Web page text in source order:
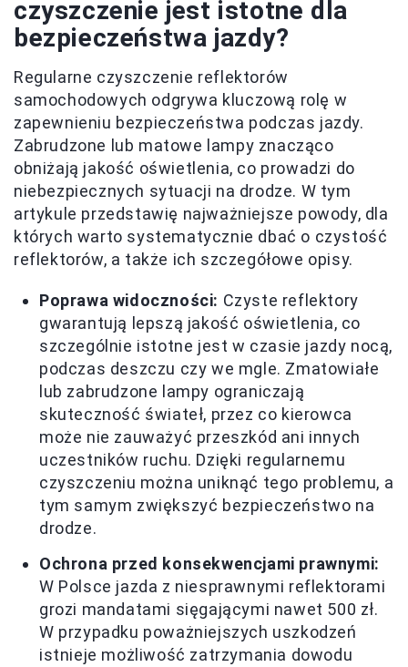
czyszczenie jest istotne dla
bezpieczeństwa jazdy?
Regularne czyszczenie reflektorów
samochodowych odgrywa kluczową rolę w
zapewnieniu bezpieczeństwa podczas jazdy.
Zabrudzone lub matowe lampy znacząco
obniżają jakość oświetlenia, co prowadzi do
niebezpiecznych sytuacji na drodze. W tym
artykule przedstawię najważniejsze powody, dla
których warto systematycznie dbać o czystość
reflektorów, a także ich szczegółowe opisy.
Poprawa widoczności: Czyste reflektory
gwarantują lepszą jakość oświetlenia, co
szczególnie istotne jest w czasie jazdy nocą,
podczas deszczu czy we mgle. Zmatowiałe
lub zabrudzone lampy ograniczają
skuteczność świateł, przez co kierowca
może nie zauważyć przeszkód ani innych
uczestników ruchu. Dzięki regularnemu
czyszczeniu można uniknąć tego problemu, a
tym samym zwiększyć bezpieczeństwo na
drodze.
Ochrona przed konsekwencjami prawnymi:
W Polsce jazda z niesprawnymi reflektorami
grozi mandatami sięgającymi nawet 500 zł.
W przypadku poważniejszych uszkodzeń
istnieje możliwość zatrzymania dowodu